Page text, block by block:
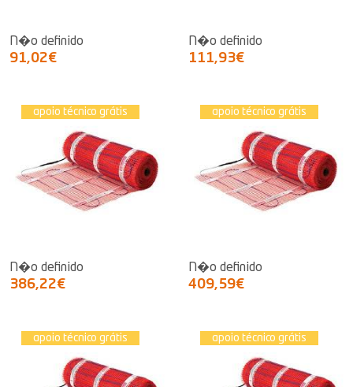
N�o definido
91,02€
N�o definido
111,93€
apoio técnico grátis
N�o definido
386,22€
apoio técnico grátis
N�o definido
409,59€
apoio técnico grátis apoio técnico grátis